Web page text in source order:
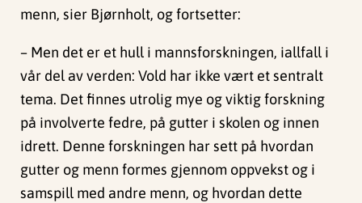
menn, sier Bjørnholt, og fortsetter:
– Men det er et hull i mannsforskningen, iallfall i
vår del av verden: Vold har ikke vært et sentralt
tema. Det finnes utrolig mye og viktig forskning
på involverte fedre, på gutter i skolen og innen
idrett. Denne forskningen har sett på hvordan
gutter og menn formes gjennom oppvekst og i
samspill med andre menn, og hvordan dette